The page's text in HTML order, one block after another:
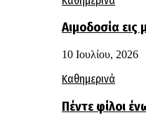
Αιμοδοσία
10 Ιουλίου, 2026
Καθημερινά
Πέντε φίλοι